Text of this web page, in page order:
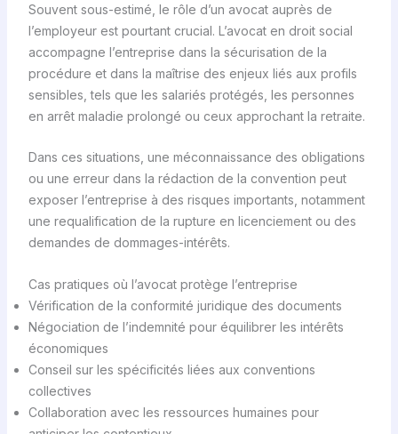
Souvent sous-estimé, le rôle d’un avocat auprès de
l’employeur est pourtant crucial. L’avocat en droit social
accompagne l’entreprise dans la sécurisation de la
procédure et dans la maîtrise des enjeux liés aux profils
sensibles, tels que les salariés protégés, les personnes
en arrêt maladie prolongé ou ceux approchant la retraite.
Dans ces situations, une méconnaissance des obligations
ou une erreur dans la rédaction de la convention peut
exposer l’entreprise à des risques importants, notamment
une requalification de la rupture en licenciement ou des
demandes de dommages-intérêts.
Cas pratiques où l’avocat protège l’entreprise
Vérification de la conformité juridique des documents
Négociation de l’indemnité pour équilibrer les intérêts
économiques
Conseil sur les spécificités liées aux conventions
collectives
Collaboration avec les ressources humaines pour